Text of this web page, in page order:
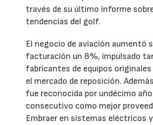
través de su último informe
tendencias del golf.
El negocio de aviación aumentó
facturación un 8%, impulsado
fabricantes de equipos
el mercado de reposición.
fue reconocida por undécimo año
consecutivo como mejor
Embraer en sistemas eléctricos y